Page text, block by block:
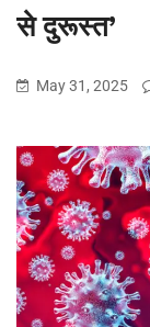
से दुरूस्त’
May 31, 2025